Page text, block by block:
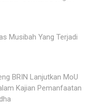
Musibah Yang Terjadi
BRIN Lanjutkan MoU
Kajian Pemanfaatan